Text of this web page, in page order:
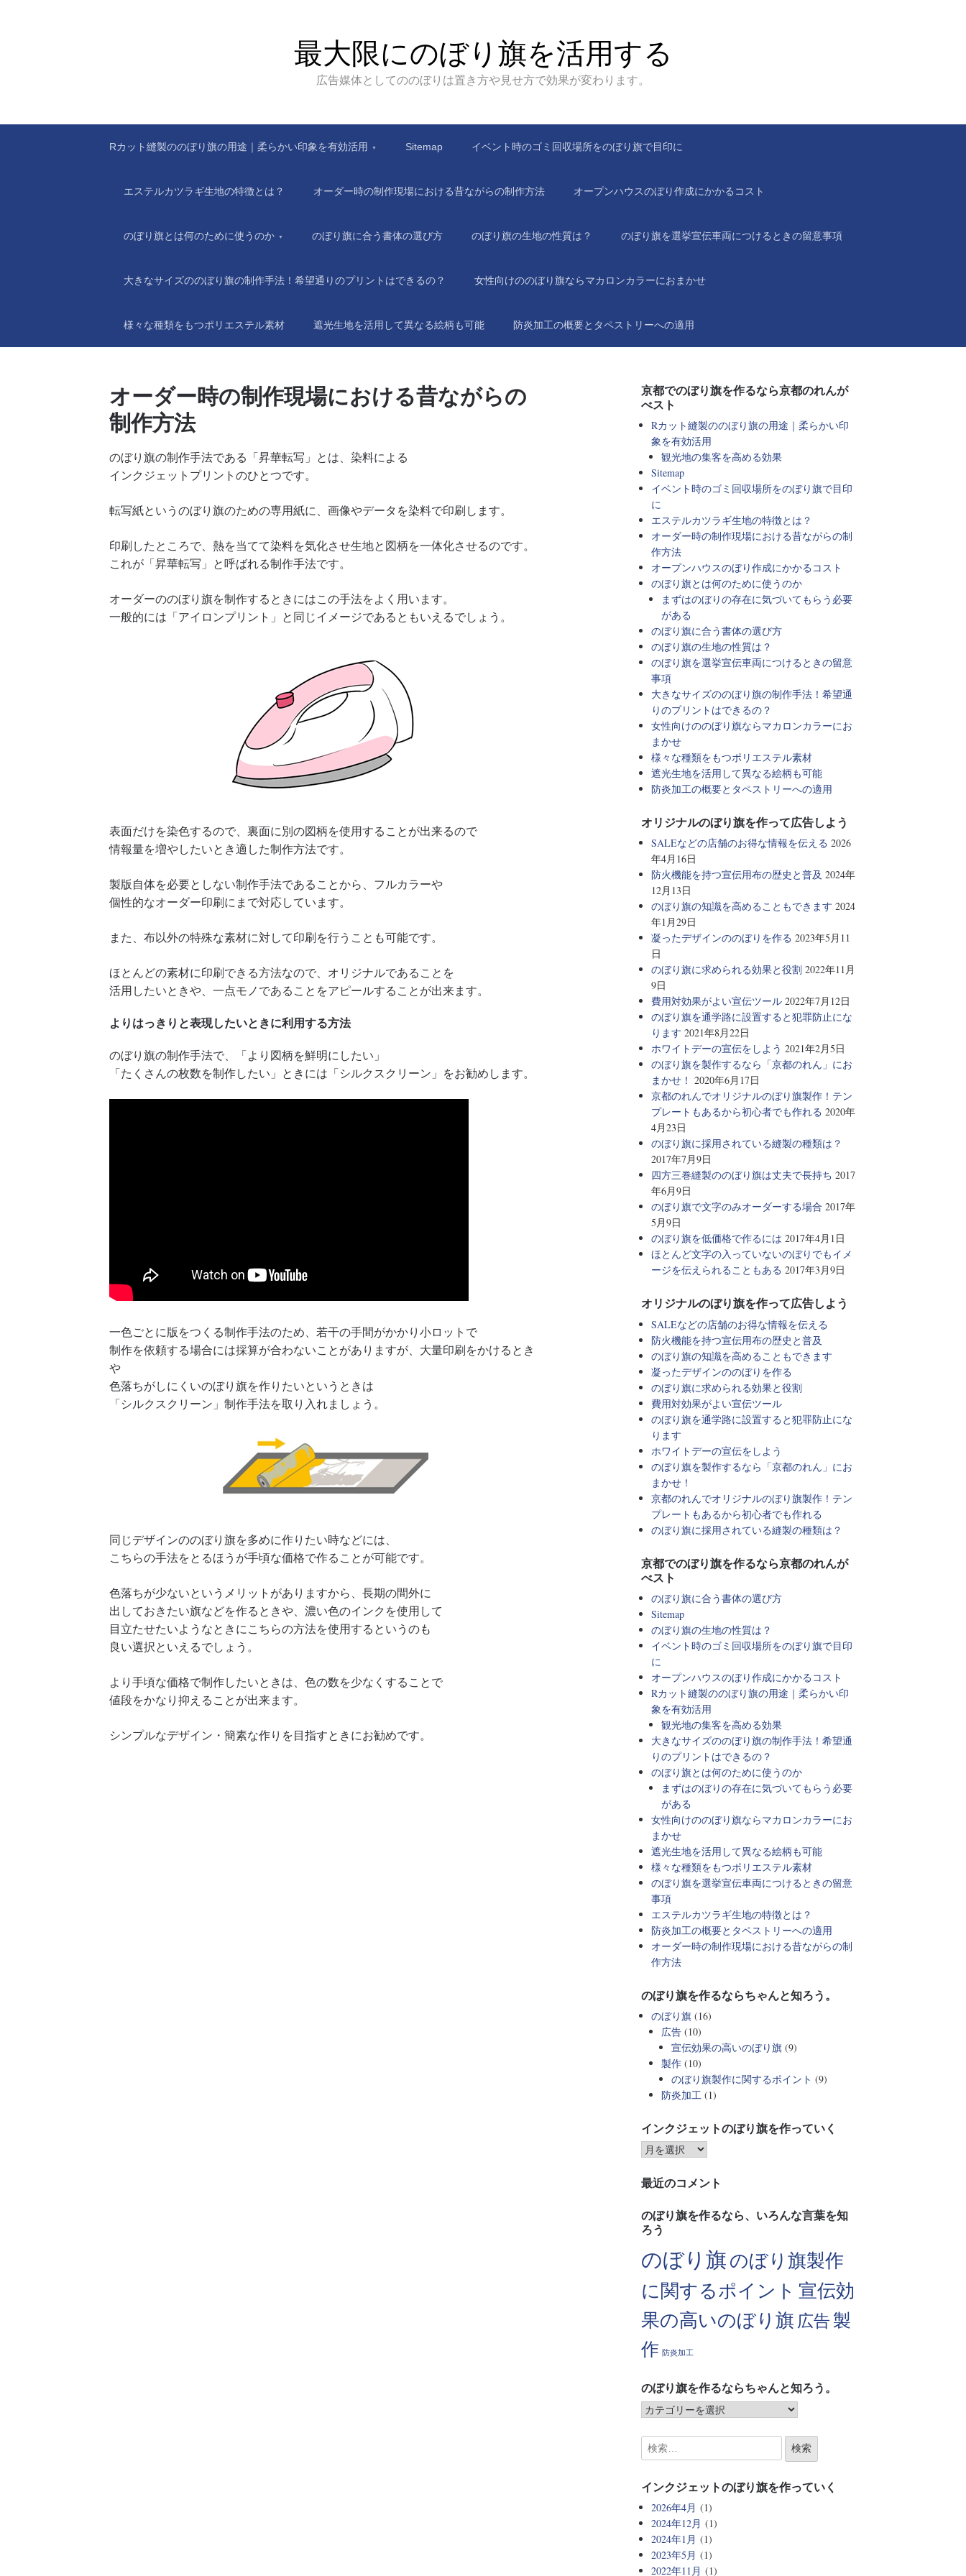
最大限にのぼり旗を活用する
広告媒体としてののぼりは置き方や見せ方で効果が変わります。
Rカット縫製ののぼり旗の用途｜柔らかい印象を有効活用 Sitemap イベント時のゴミ回収場所をのぼり旗で目印に
エステルカツラギ生地の特徴とは？ オーダー時の制作現場における昔ながらの制作方法 オープンハウスのぼり作成にかかるコスト
のぼり旗とは何のために使うのか のぼり旗に合う書体の選び方 のぼり旗の生地の性質は？ のぼり旗を選挙宣伝車両につけるときの留意事項
大きなサイズののぼり旗の制作手法！希望通りのプリントはできるの？ 女性向けののぼり旗ならマカロンカラーにおまかせ
様々な種類をもつポリエステル素材 遮光生地を活用して異なる絵柄も可能 防炎加工の概要とタペストリーへの適用
オーダー時の制作現場における昔ながらの
制作方法
のぼり旗の制作手法である「昇華転写」とは、染料による
インクジェットプリントのひとつです。
転写紙というのぼり旗のための専用紙に、画像やデータを染料で印刷します。
印刷したところで、熱を当てて染料を気化させ生地と図柄を一体化させるのです。
これが「昇華転写」と呼ばれる制作手法です。
オーダーののぼり旗を制作するときにはこの手法をよく用います。
一般的には「アイロンプリント」と同じイメージであるともいえるでしょう。
表面だけを染色するので、裏面に別の図柄を使用することが出来るので
情報量を増やしたいとき適した制作方法です。
製版自体を必要としない制作手法であることから、フルカラーや
個性的なオーダー印刷にまで対応しています。
また、布以外の特殊な素材に対して印刷を行うことも可能です。
ほとんどの素材に印刷できる方法なので、オリジナルであることを
活用したいときや、一点モノであることをアピールすることが出来ます。
よりはっきりと表現したいときに利用する方法
のぼり旗の制作手法で、「より図柄を鮮明にしたい」
「たくさんの枚数を制作したい」ときには「シルクスクリーン」をお勧めします。
一色ごとに版をつくる制作手法のため、若干の手間がかかり小ロットで
制作を依頼する場合には採算が合わないことがありますが、大量印刷をかけるとき
や
色落ちがしにくいのぼり旗を作りたいというときは
「シルクスクリーン」制作手法を取り入れましょう。
同じデザインののぼり旗を多めに作りたい時などには、
こちらの手法をとるほうが手頃な価格で作ることが可能です。
色落ちが少ないというメリットがありますから、長期の間外に
出しておきたい旗などを作るときや、濃い色のインクを使用して
目立たせたいようなときにこちらの方法を使用するというのも
良い選択といえるでしょう。
より手頃な価格で制作したいときは、色の数を少なくすることで
値段をかなり抑えることが出来ます。
シンプルなデザイン・簡素な作りを目指すときにお勧めです。
京都でのぼり旗を作るなら京都のれんが
べスト
Rカット縫製ののぼり旗の用途｜柔らかい印
象を有効活用
観光地の集客を高める効果
Sitemap
イベント時のゴミ回収場所をのぼり旗で目印
に
エステルカツラギ生地の特徴とは？
オーダー時の制作現場における昔ながらの制
作方法
オープンハウスのぼり作成にかかるコスト
のぼり旗とは何のために使うのか
まずはのぼりの存在に気づいてもらう必要
がある
のぼり旗に合う書体の選び方
のぼり旗の生地の性質は？
のぼり旗を選挙宣伝車両につけるときの留意
事項
大きなサイズののぼり旗の制作手法！希望通
りのプリントはできるの？
女性向けののぼり旗ならマカロンカラーにお
まかせ
様々な種類をもつポリエステル素材
遮光生地を活用して異なる絵柄も可能
防炎加工の概要とタペストリーへの適用
オリジナルのぼり旗を作って広告しよう
SALEなどの店舗のお得な情報を伝える 2026
年4月16日
防火機能を持つ宣伝用布の歴史と普及 2024年
12月13日
のぼり旗の知識を高めることもできます 2024
年1月29日
凝ったデザインののぼりを作る 2023年5月11
日
のぼり旗に求められる効果と役割 2022年11月
9日
費用対効果がよい宣伝ツール 2022年7月12日
のぼり旗を通学路に設置すると犯罪防止にな
ります 2021年8月22日
ホワイトデーの宣伝をしよう 2021年2月5日
のぼり旗を製作するなら「京都のれん」にお
まかせ！ 2020年6月17日
京都のれんでオリジナルのぼり旗製作！テン
プレートもあるから初心者でも作れる 2020年
4月23日
のぼり旗に採用されている縫製の種類は？
2017年7月9日
四方三巻縫製ののぼり旗は丈夫で長持ち 2017
年6月9日
のぼり旗で文字のみオーダーする場合 2017年
5月9日
のぼり旗を低価格で作るには 2017年4月1日
ほとんど文字の入っていないのぼりでもイメ
ージを伝えられることもある 2017年3月9日
オリジナルのぼり旗を作って広告しよう
SALEなどの店舗のお得な情報を伝える
防火機能を持つ宣伝用布の歴史と普及
のぼり旗の知識を高めることもできます
凝ったデザインののぼりを作る
のぼり旗に求められる効果と役割
費用対効果がよい宣伝ツール
のぼり旗を通学路に設置すると犯罪防止にな
ります
ホワイトデーの宣伝をしよう
のぼり旗を製作するなら「京都のれん」にお
まかせ！
京都のれんでオリジナルのぼり旗製作！テン
プレートもあるから初心者でも作れる
のぼり旗に採用されている縫製の種類は？
京都でのぼり旗を作るなら京都のれんが
べスト
のぼり旗に合う書体の選び方
Sitemap
のぼり旗の生地の性質は？
イベント時のゴミ回収場所をのぼり旗で目印
に
オープンハウスのぼり作成にかかるコスト
Rカット縫製ののぼり旗の用途｜柔らかい印
象を有効活用
観光地の集客を高める効果
大きなサイズののぼり旗の制作手法！希望通
りのプリントはできるの？
のぼり旗とは何のために使うのか
まずはのぼりの存在に気づいてもらう必要
がある
女性向けののぼり旗ならマカロンカラーにお
まかせ
遮光生地を活用して異なる絵柄も可能
様々な種類をもつポリエステル素材
のぼり旗を選挙宣伝車両につけるときの留意
事項
エステルカツラギ生地の特徴とは？
防炎加工の概要とタペストリーへの適用
オーダー時の制作現場における昔ながらの制
作方法
のぼり旗を作るならちゃんと知ろう。
のぼり旗 (16)
広告 (10)
宣伝効果の高いのぼり旗 (9)
製作 (10)
のぼり旗製作に関するポイント (9)
防炎加工 (1)
インクジェットのぼり旗を作っていく
最近のコメント
のぼり旗を作るなら、いろんな言葉を知
ろう
のぼり旗のぼり旗製作
に関するポイント 宣伝効
果の高いのぼり旗 広告 製
作 防炎加工
のぼり旗を作るならちゃんと知ろう。
インクジェットのぼり旗を作っていく
2026年4月 (1)
2024年12月 (1)
2024年1月 (1)
2023年5月 (1)
2022年11月 (1)